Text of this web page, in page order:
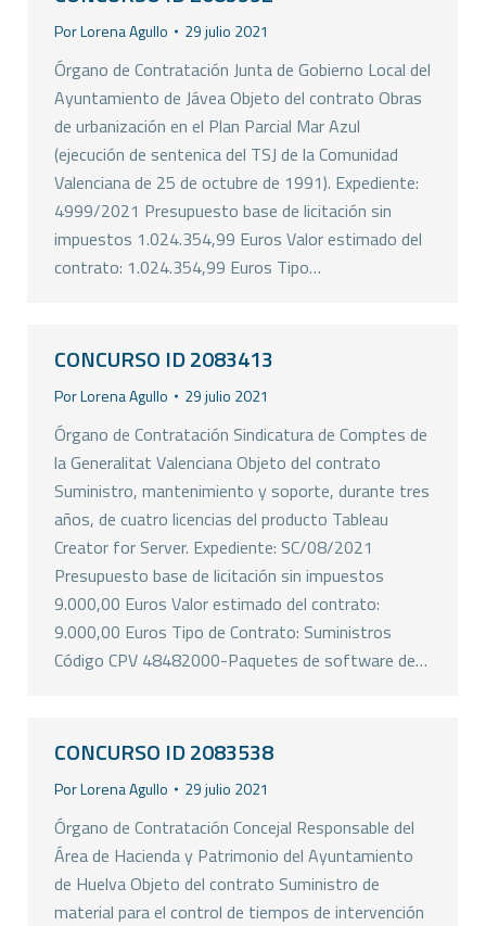
PorLorena Agullo 29 julio 2021
Órgano de Contratación Junta de Gobierno Local del
Ayuntamiento de Jávea Objeto del contrato Obras
de urbanización en el Plan Parcial Mar Azul
(ejecución de sentenica del TSJ de la Comunidad
Valenciana de 25 de octubre de 1991). Expediente:
4999/2021 Presupuesto base de licitación sin
impuestos 1.024.354,99 Euros Valor estimado del
contrato: 1.024.354,99 Euros Tipo…
CONCURSO ID 2083413
PorLorena Agullo 29 julio 2021
Órgano de Contratación Sindicatura de Comptes de
la Generalitat Valenciana Objeto del contrato
Suministro, mantenimiento y soporte, durante tres
años, de cuatro licencias del producto Tableau
Creator for Server. Expediente: SC/08/2021
Presupuesto base de licitación sin impuestos
9.000,00 Euros Valor estimado del contrato:
9.000,00 Euros Tipo de Contrato: Suministros
Código CPV 48482000-Paquetes de software de…
CONCURSO ID 2083538
PorLorena Agullo 29 julio 2021
Órgano de Contratación Concejal Responsable del
Área de Hacienda y Patrimonio del Ayuntamiento
de Huelva Objeto del contrato Suministro de
material para el control de tiempos de intervención